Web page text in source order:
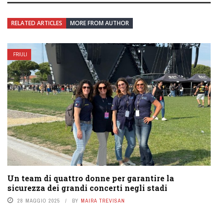
RELATED ARTICLES MORE FROM AUTHOR
FRIULI
Un team di quattro donne per garantire la
sicurezza dei grandi concerti negli stadi
28 MAGGIO 2025 BY MAIRA TREVISAN